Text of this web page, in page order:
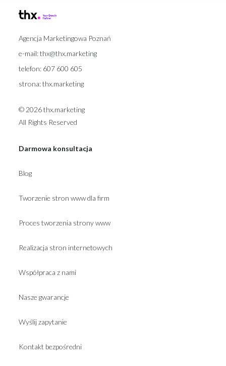
Agencja Marketingowa Poznań
e-mail:thx@thx.marketing
telefon: 607 600 605
strona:thx.marketing
© 2026 thx.marketing
All Rights Reserved
Darmowa konsultacja
Blog
Tworzenie stron www dla firm
Proces tworzenia strony www
Realizacja stron internetowych
Współpraca z nami
Nasze gwarancje
Wyślij zapytanie
Kontakt bezpośredni